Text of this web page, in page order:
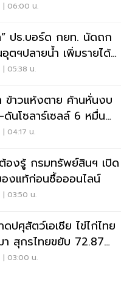
| 06:00 น.
ปธ.บอร์ด กยท. นัดถก
ตฯปลายน้ำ เพิ่มรายได้
05:38 น.
บ
นโซลาร์เซลล์ 6 หมื่น
04:17 น.
องรู้ กรมทรัพย์สินฯ เปิด
งแท้ก่อนซื้อออนไลน์
| 03:50 น.
ปศุสัตว์เอเชีย ไข่ไก่ไทย
า สุกรไทยขยับ 72.87
| 03:00 น.